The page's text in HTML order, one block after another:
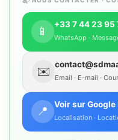
📱
+33 7 44 23 95
WhatsApp ·
✉️ Email · E-mail ·
📍
Voir sur Google
Localisation ·